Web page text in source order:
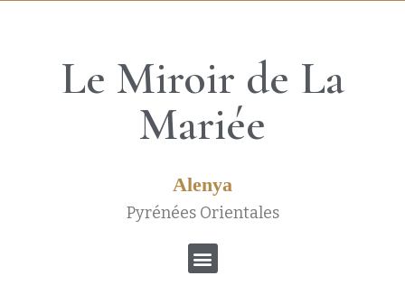
Le Miroir de La
Mariée
Alenya
Pyrénées Orientales